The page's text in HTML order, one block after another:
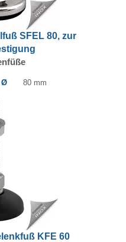
SFEL 80, zur
Ø 80 mm
KFE 60